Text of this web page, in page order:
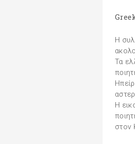
Η
Τα
Η
στον